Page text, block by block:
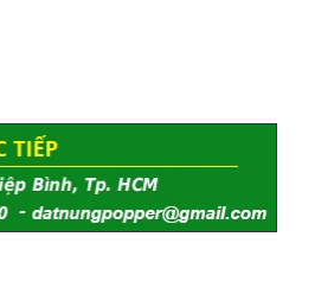
Popper Là Gì Và Vì Sao Nên Chọn